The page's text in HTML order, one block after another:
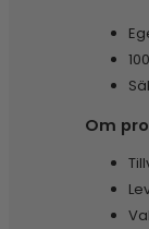
Om